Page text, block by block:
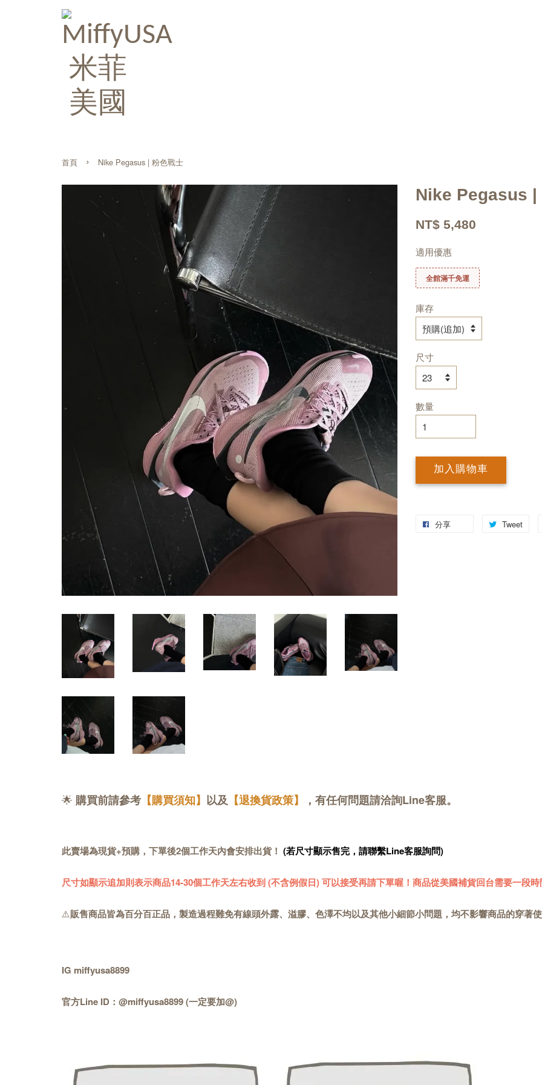
首頁 › Nike Pegasus | 粉色戰士
Nike Pegasus |
NT$ 5,480
適用優惠
全館滿千免運
庫存
尺寸
數量
加入購物車
分享 Tweet
🌟 購買前請參考 【購買須知】 以及 【退換貨政策】 ，有任何問題請洽詢Line客服。
此賣場為現貨+預購，下單後2個工作天內會安排出貨！ (若尺寸顯示售完，請聯繫Line客服詢問)
尺寸如顯示追加則表示商品14-30個工作天左右收到 (不含例假日) 可以接受再請下單喔！商品從美國補貨回台需要一段時
⚠️販售商品皆為百分百正品，製造過程難免有線頭外露、溢膠、色澤不均以及其他小細節小問題，均不影響商品的穿著
IG miffyusa8899
官方Line ID：@miffyusa8899 (一定要加@)